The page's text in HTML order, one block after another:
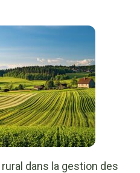
dans la gestion des